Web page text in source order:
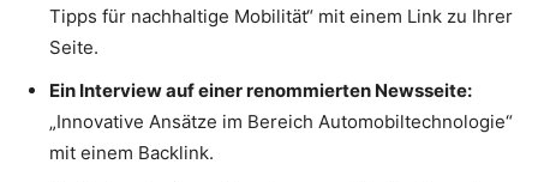
Tipps für nachhaltige Mobilität“ mit einem Link zu Ihrer
Seite.
Ein Interview auf einer renommierten Newsseite:
„Innovative Ansätze im Bereich Automobiltechnologie“
mit einem Backlink.